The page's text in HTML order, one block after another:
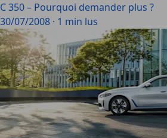
C 350 – Pourquoi demander plus ?
30/07/2008 · 1 min lus